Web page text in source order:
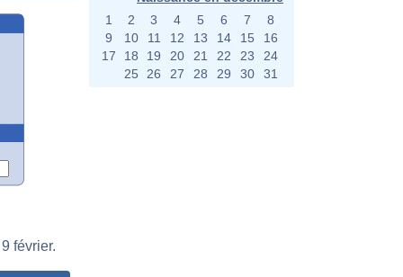
février.
1
2 3 4 5 6 7
8
9
10 11 12 13 14 15
16
17
18 19 20 21 22 23
24
25
26 27 28 29 30 31